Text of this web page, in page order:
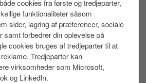
cookies fra første og tredjeparter,
funktionaliteter såsom
sider, lagring af præferencer, sociale
samt forbedrer din oplevelse på
cookies bruges af tredjeparter til at
Tredjeparter kan
virksomheder som Microsoft,
og LinkedIn.